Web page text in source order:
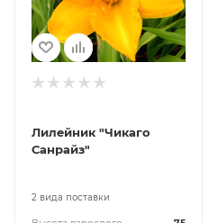
Лилейник "Чикаго
Санрайз"
2 вида поставки